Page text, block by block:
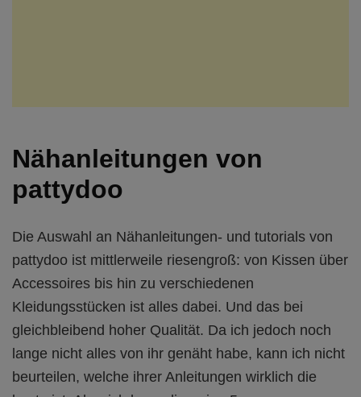
Nähanleitungen von
pattydoo
Die Auswahl an Nähanleitungen- und tutorials von
pattydoo ist mittlerweile riesengroß: von Kissen über
Accessoires bis hin zu verschiedenen
Kleidungsstücken ist alles dabei. Und das bei
gleichbleibend hoher Qualität. Da ich jedoch noch
lange nicht alles von ihr genäht habe, kann ich nicht
beurteilen, welche ihrer Anleitungen wirklich die